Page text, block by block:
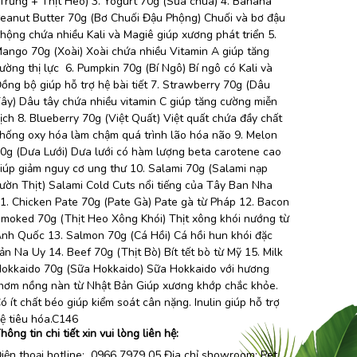
Butter 70g (Bơ Chuối Đậu Phộng) Chuối và bơ đậu
chứa nhiều Kali và Magiê giúp xương phát triển 5.
70g (Xoài) Xoài chứa nhiều Vitamin A giúp tăng
thị lực ️ 6. Pumpkin 70g (Bí Ngô) Bí ngô có Kali và
bộ giúp hỗ trợ hệ bài tiết 7. Strawberry 70g (Dâu
Dâu tây chứa nhiều vitamin C giúp tăng cường miễn
8. Blueberry 70g (Việt Quất) Việt quất chứa đầy chất
oxy hóa làm chậm quá trình lão hóa não 9. Melon
(Dưa Lưới) Dưa lưới có hàm lượng beta carotene cao
giảm nguy cơ ung thư 10. Salami 70g (Salami nạp
Thịt) Salami Cold Cuts nổi tiếng của Tây Ban Nha
Chicken Pate 70g (Pate Gà) Pate gà từ Pháp 12. Bacon
70g (Thịt Heo Xông Khói) Thịt xông khói nướng từ
Quốc 13. Salmon 70g (Cá Hồi) Cá hồi hun khói đặc
Na Uy 14. Beef 70g (Thịt Bò) Bít tết bò từ Mỹ 15. Milk
70g (Sữa Hokkaido) Sữa Hokkaido với hương
nồng nàn từ Nhật Bản Giúp xương khớp chắc khỏe.
ít chất béo giúp kiểm soát cân nặng. Inulin giúp hỗ trợ
tiêu hóa.C146
tin chi tiết xin vui lòng liên hệ: